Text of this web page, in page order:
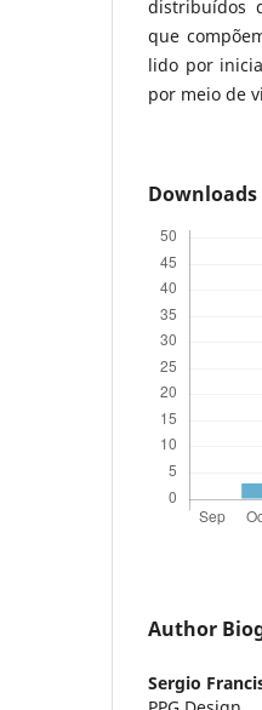
distribuídos
que
lido por
por meio de
Downloads
Author
Sergio